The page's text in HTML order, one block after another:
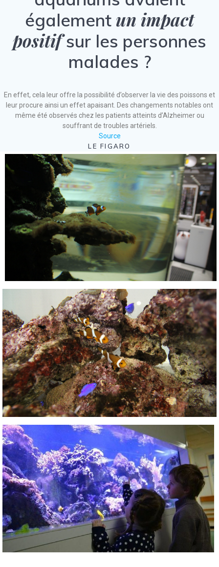
également un impact
positifsur les personnes
malades ?
En effet, cela leur offre la possibilité d’observer la vie des poissons et
leur procure ainsi un effet apaisant. Des changements notables ont
même été observés chez les patients atteints d’Alzheimer ou
souffrant de troubles artériels.
Source
LE FIGARO